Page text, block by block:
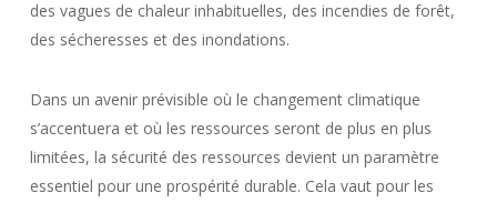
des vagues de chaleur inhabituelles, des incendies de forêt,
des sécheresses et des inondations.
Dans un avenir prévisible où le changement climatique
s’accentuera et où les ressources seront de plus en plus
limitées, la sécurité des ressources devient un paramètre
essentiel pour une prospérité durable. Cela vaut pour les